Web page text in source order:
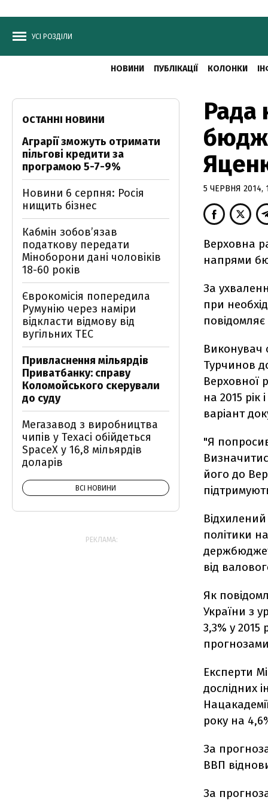
УСІ РОЗДІЛИ
НОВИНИ ПУБЛІКАЦІЇ КОЛОНКИ
Рада
5 ЧЕРВНЯ 2014,
Верховна
напрями
За
при
повідомляє
Виконувач
Турчинов
Верховної
на 2015
варіант
"Я
його до
політики
від
Як
України з
3,3% у
Експерти
дослідних
року на
За
ВВП
За
ОСТАННІ НОВИНИ
Аграрії зможуть отримати
пільгові кредити за
програмою 5-7-9%
Новини 6 серпня: Росія
нищить бізнес
Кабмін зобовʼязав
податкову передати
Міноборони дані чоловіків
18-60 років
Єврокомісія попередила
Румунію через наміри
відкласти відмову від
вугільних ТЕС
Привласнення мільярдів
Приватбанку: справу
Коломойського скерували
до суду
Мегазавод з виробництва
чипів у Техасі обійдеться
SpaceX у 16,8 мільярдів
доларів
ВСІ НОВИНИ
РЕКЛАМА: